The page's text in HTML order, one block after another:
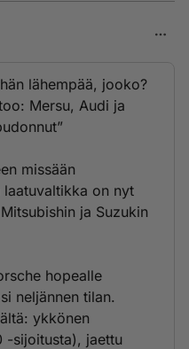
lähempää, jooko?
Mersu, Audi ja
missään
laatuvaltikka on nyt
ja Suzukin
hopealle
neljännen tilan.
ykkönen
-sijoitusta), jaettu